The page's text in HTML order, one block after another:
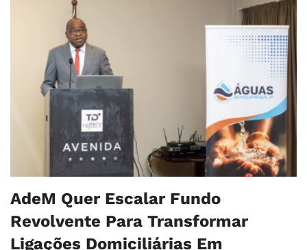
AdeM Quer Escalar Fundo
Revolvente Para Transformar
Ligações Domiciliárias Em